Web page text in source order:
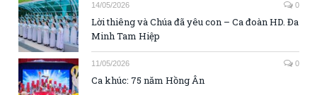
14/05/2026 0
Lời thiêng và Chúa đã yêu con – Ca đoàn HD. Đa
Minh Tam Hiệp
11/05/2026 0
Ca khúc: 75 năm Hồng Ân